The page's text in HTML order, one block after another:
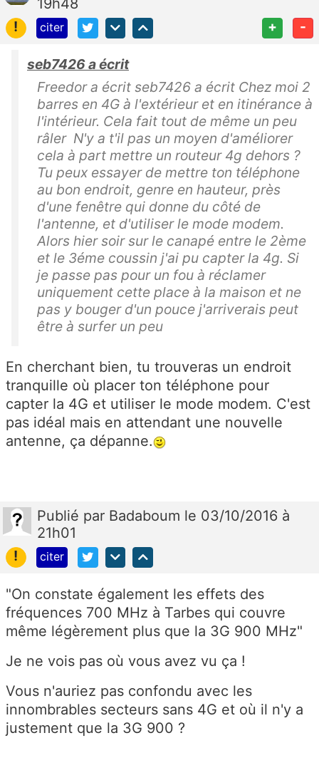
19h48
!
citer + -
seb7426 a écrit
Freedor a écrit seb7426 a écrit Chez moi 2
barres en 4G à l'extérieur et en itinérance à
l'intérieur. Cela fait tout de même un peu
râler N'y a t'il pas un moyen d'améliorer
cela à part mettre un routeur 4g dehors ?
Tu peux essayer de mettre ton téléphone
au bon endroit, genre en hauteur, près
d'une fenêtre qui donne du côté de
l'antenne, et d'utiliser le mode modem.
Alors hier soir sur le canapé entre le 2ème
et le 3éme coussin j'ai pu capter la 4g. Si
je passe pas pour un fou à réclamer
uniquement cette place à la maison et ne
pas y bouger d'un pouce j'arriverais peut
être à surfer un peu
En cherchant bien, tu trouveras un endroit
tranquille où placer ton téléphone pour
capter la 4G et utiliser le mode modem. C'est
pas idéal mais en attendant une nouvelle
antenne, ça dépanne.
Publié par Badaboum le 03/10/2016 à
21h01
!
citer
"On constate également les effets des
fréquences 700 MHz à Tarbes qui couvre
même légèrement plus que la 3G 900 MHz"
Je ne vois pas où vous avez vu ça !
Vous n'auriez pas confondu avec les
innombrables secteurs sans 4G et où il n'y a
justement que la 3G 900 ?